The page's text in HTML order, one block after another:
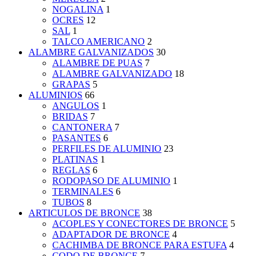
NOGALINA 1
OCRES 12
SAL 1
TALCO AMERICANO 2
ALAMBRE GALVANIZADOS 30
ALAMBRE DE PUAS 7
ALAMBRE GALVANIZADO 18
GRAPAS 5
ALUMINIOS 66
ANGULOS 1
BRIDAS 7
CANTONERA 7
PASANTES 6
PERFILES DE ALUMINIO 23
PLATINAS 1
REGLAS 6
RODOPASO DE ALUMINIO 1
TERMINALES 6
TUBOS 8
ARTICULOS DE BRONCE 38
ACOPLES Y CONECTORES DE BRONCE 5
ADAPTADOR DE BRONCE 4
CACHIMBA DE BRONCE PARA ESTUFA 4